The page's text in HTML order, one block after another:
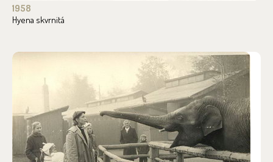
1958
Hyena skvrnitá